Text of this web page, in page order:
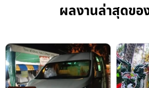
ผลงานล่าสุดขอ